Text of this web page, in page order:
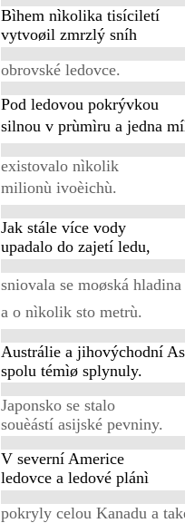
Bìhem nìkolika tisíciletí
vytvoøil zmrzlý sníh
obrovské ledovce.
Pod ledovou pokrývkou
silnou v prùmìru a jedna
existovalo nìkolik
milionù ivoèichù.
Jak stále více vody
upadalo do zajetí ledu,
sniovala se moøská hladina
a o nìkolik sto metrù.
Austrálie a jihovýchodní
spolu témìø splynuly.
Japonsko se stalo
souèástí asijské pevniny.
V severní Americe
ledovce a ledové plánì
pokryly celou Kanadu a